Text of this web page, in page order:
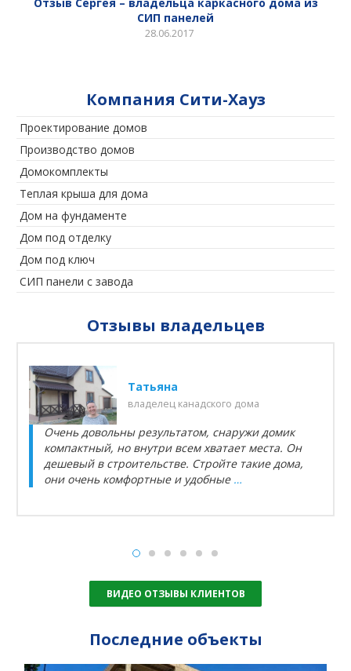
СИП панелей
28.06.2017
Компания Сити-Хауз
Проектирование домов
Производство домов
Домокомплекты
Теплая крыша для дома
Дом на фундаменте
Дом под отделку
Дом под ключ
СИП панели с завода
Отзывы владельцев
Татьяна
владелец канадского дома
Очень довольны результатом, снаружи домик
компактный, но внутри всем хватает места. Он
дешевый в строительстве. Стройте такие дома,
они очень комфортные и удобные …
ВИДЕО ОТЗЫВЫ КЛИЕНТОВ
Последние объекты